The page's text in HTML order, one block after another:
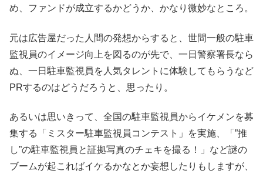
め、ファンドが成立するかどうか、かなり微妙なところ。
元は広告屋だった人間の発想からすると、世間一般の駐車
監視員のイメージ向上を図るのが先で、一日警察署長なら
ぬ、一日駐車監視員を人気タレントに体験してもらうなど
PRするのはどうだろうと、思ったり。
あるいは思いきって、全国の駐車監視員からイケメンを募
集する「ミスター駐車監視員コンテスト」を実施、「”推
し”の駐車監視員と証拠写真のチェキを撮る！」など謎の
ブームが起こればイケるかなとか妄想したりもしますが、